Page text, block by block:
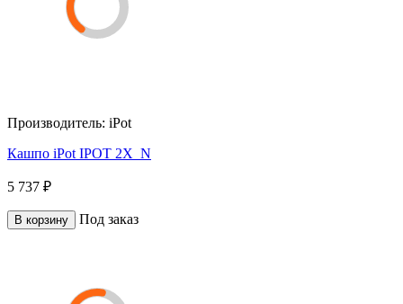
Производитель: iPot
Кашпо iPot IPOT 2X_N
5 737 ₽
В корзину Под заказ